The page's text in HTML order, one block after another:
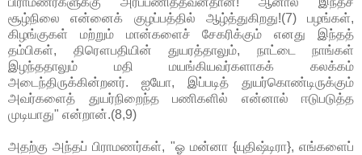
சூழ்நிலை என்னைக் குழப்பத்தில் ஆழ்த்துகிறது!(7) பழங்கள்,
கிழங்குகள் மற்றும் மான்களைச் சேகரிக்கும் எனது இந்தத்
தம்பிகள், திரௌபதியின் துயரத்தாலும், நாட்டை நாங்கள்
இழந்ததாலும் மதி மயங்கியவர்களாகக் கலக்கம்
அடைந்திருக்கின்றனர். ஐயோ, இப்படித் துயர்கொண்டிருக்கும்
அவர்களைத் துயர்நிறைந்த பணிகளில் என்னால் ஈடுபடுத்த
முடியாது" என்றான்.(8,9)
அதற்கு அந்தப் பிராமணர்கள், "ஓ மன்னா {யுதிஷ்டிரா}, எங்களைப்